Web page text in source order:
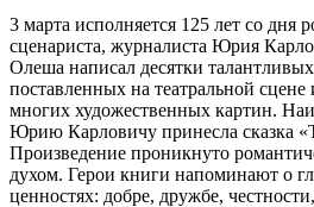
3 марта исполняется 125 лет со дня
сценариста, журналиста Юрия
Олеша написал десятки
поставленных на театральной
многих художественных картин.
Юрию Карловичу принесла сказка
Произведение проникнуто
духом. Герои книги напоминают о
ценностях: добре, дружбе,